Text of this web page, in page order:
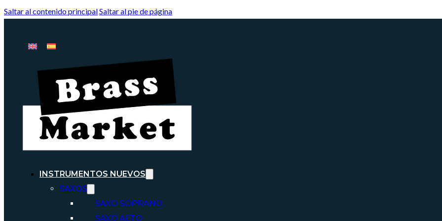
Saltar al contenido principalSaltar al pie de página
INSTRUMENTOS NUEVOS
SAXOS
SAXO SOPRANO
SAXO ALTO